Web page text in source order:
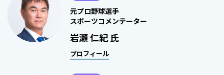
元プロ野球選手
スポーツコメンテーター
岩瀬 仁紀 氏
プロフィール